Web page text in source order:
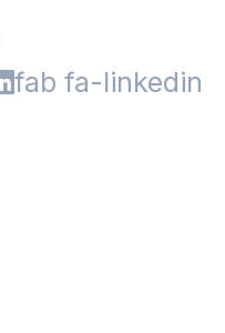
fab fa-linkedin